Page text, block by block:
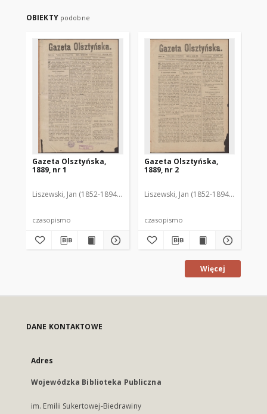
OBIEKTY podobne
Gazeta Olsztyńska,
1889, nr 1
Liszewski, Jan (1852-1894). Red.
czasopismo
Gazeta Olsztyńska,
1889, nr 2
Liszewski, Jan (1852-1894). Red.
czasopismo
Więcej
DANE KONTAKTOWE
Adres
Wojewódzka Biblioteka Publiczna
im. Emilii Sukertowej-Biedrawiny